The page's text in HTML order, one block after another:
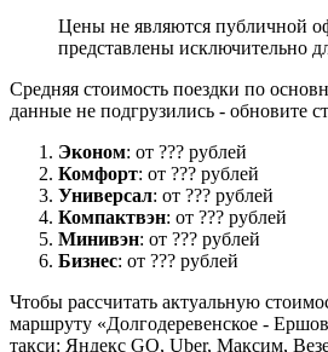
Цены не являются публичной
представлены исключительно
Средняя стоимость поездки по
данные не подгрузились - обновите
Эконом: от ??? рублей
Комфорт: от ??? рублей
Универсал: от ??? рублей
Компактвэн: от ??? рублей
Минивэн: от ??? рублей
Бизнес: от ??? рублей
Чтобы рассчитать актуальную
маршруту «Долгодеревенское -
такси: Яндекс GO, Uber, Максим,